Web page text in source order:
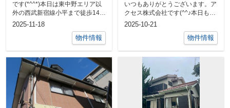
です(*^^*)本日は東中野エリア以
外の西武新宿線小平まで徒歩14分
5☆グリル付き2口ガスコンロ設
2025-11-18
物件情報
いつもありがとうございます。ア
クセス株式会社です(^^♪本日もオ
ススメ物件のご紹介をしたいと思
2025-10-21
物件情報